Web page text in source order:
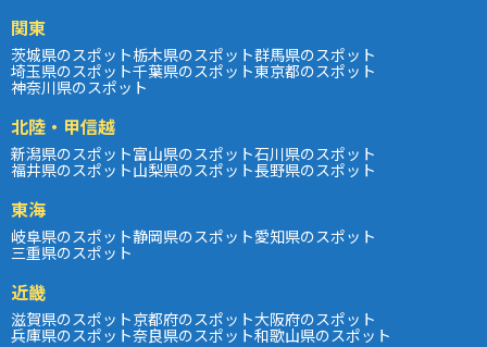
関東
茨城県のスポット栃木県のスポット群馬県のスポット
埼玉県のスポット千葉県のスポット東京都のスポット
神奈川県のスポット
北陸・甲信越
新潟県のスポット富山県のスポット石川県のスポット
福井県のスポット山梨県のスポット長野県のスポット
東海
岐阜県のスポット静岡県のスポット愛知県のスポット
三重県のスポット
近畿
滋賀県のスポット京都府のスポット大阪府のスポット
兵庫県のスポット奈良県のスポット和歌山県のスポット